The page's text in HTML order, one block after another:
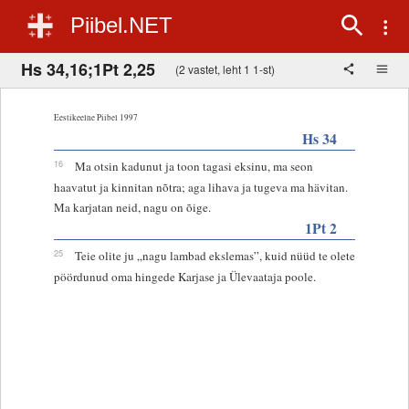
Piibel.NET
Hs 34,16;1Pt 2,25 (2 vastet, leht 1 1-st)
Eestikeelne Piibel 1997
Hs 34
16
Ma otsin kadunut ja toon tagasi eksinu, ma seon
haavatut ja kinnitan nõtra; aga lihava ja tugeva ma hävitan.
Ma karjatan neid, nagu on õige.
1Pt 2
25
Teie olite ju „nagu lambad ekslemas”, kuid nüüd te olete
pöördunud oma hingede Karjase ja Ülevaataja poole.